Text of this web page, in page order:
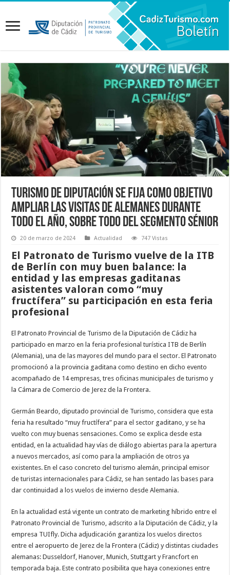
Turismo de Diputación se fija como objetivo
ampliar las visitas de alemanes durante
todo el año, sobre todo del segmento sénior
20 de marzo de 2024 Actualidad 747 Vistas
El Patronato de Turismo vuelve de la ITB
de Berlín con muy buen balance: la
entidad y las empresas gaditanas
asistentes valoran como “muy
fructífera” su participación en esta feria
profesional
El Patronato Provincial de Turismo de la Diputación de Cádiz ha
participado en marzo en la feria profesional turística ITB de Berlín
(Alemania), una de las mayores del mundo para el sector. El Patronato
promocionó a la provincia gaditana como destino en dicho evento
acompañado de 14 empresas, tres oficinas municipales de turismo y
la Cámara de Comercio de Jerez de la Frontera.
Germán Beardo, diputado provincial de Turismo, considera que esta
feria ha resultado “muy fructífera” para el sector gaditano, y se ha
vuelto con muy buenas sensaciones. Como se explica desde esta
entidad, en la actualidad hay vías de diálogo abiertas para la apertura
a nuevos mercados, así como para la ampliación de otros ya
existentes. En el caso concreto del turismo alemán, principal emisor
de turistas internacionales para Cádiz, se han sentado las bases para
dar continuidad a los vuelos de invierno desde Alemania.
En la actualidad está vigente un contrato de marketing híbrido entre el
Patronato Provincial de Turismo, adscrito a la Diputación de Cádiz, y la
empresa TUIfly. Dicha adjudicación garantiza los vuelos directos
entre el aeropuerto de Jerez de la Frontera (Cádiz) y distintas ciudades
alemanas: Dusseldorf, Hanover, Munich, Stuttgart y Francfort en
temporada baja. Este contrato posibilita que haya conexiones entre